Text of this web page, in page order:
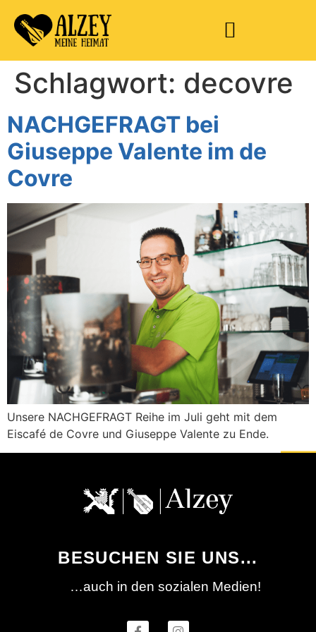
Schlagwort: decovre
NACHGEFRAGT bei
Giuseppe Valente im de
Covre
Unsere NACHGEFRAGT Reihe im Juli geht mit dem
Eiscafé de Covre und Giuseppe Valente zu Ende.
BESUCHEN SIE UNS...
…auch in den sozialen Medien!